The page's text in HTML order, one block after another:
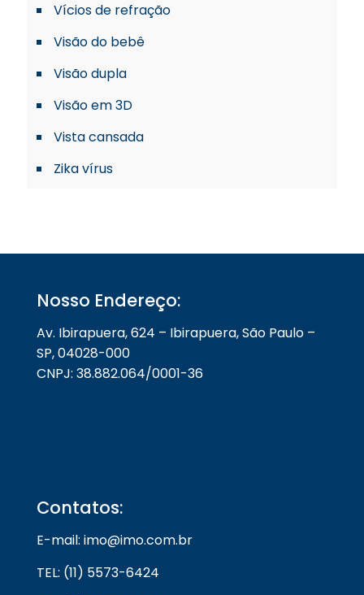
Vícios de refração
Visão do bebê
Visão dupla
Visão em 3D
Vista cansada
Zika vírus
Nosso Endereço:
Av. Ibirapuera, 624 – Ibirapuera, São Paulo –
SP, 04028-000
CNPJ: 38.882.064/0001-36
Contatos:
E-mail: imo@imo.com.br
TEL: (11) 5573-6424